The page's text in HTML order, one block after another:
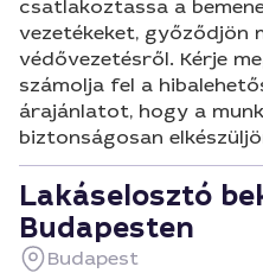
csatlakoztassa a
vezetékeket, győződjön
védővezetésről. Kérje
számolja fel a
árajánlatot, hogy a
biztonságosan
Lakáselosztó
Budapesten
Budapest